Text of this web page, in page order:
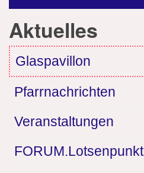
Aktuelles
Glaspavillon
Pfarrnachrichten
Veranstaltungen
FORUM.Lotsenpunkt